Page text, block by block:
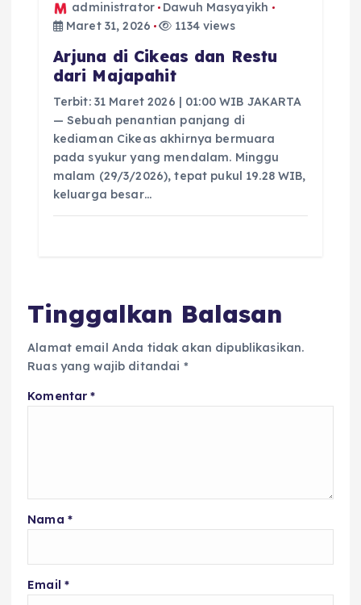
administrator
Dawuh Masyayikh
Maret 31, 2026
1134 views
Arjuna di Cikeas dan Restu
dari Majapahit
Terbit: 31 Maret 2026 | 01:00 WIB JAKARTA
— Sebuah penantian panjang di
kediaman Cikeas akhirnya bermuara
pada syukur yang mendalam. Minggu
malam (29/3/2026), tepat pukul 19.28 WIB,
keluarga besar…
Tinggalkan Balasan
Alamat email Anda tidak akan dipublikasikan.
Ruas yang wajib ditandai *
Komentar*
Nama *
Email *